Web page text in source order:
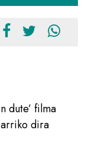
dute’ filma
dira